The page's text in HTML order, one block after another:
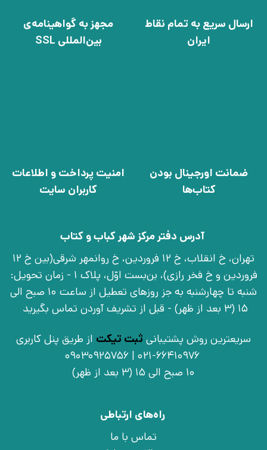
ارسال سریع به تمام نقاط
ایران
مجهز به گواهینامه‌ی
بین‌المللی SSL
ضمانت اورجینال بودن
کتاب‌ها
امنیت پرداخت و اطلاعات
کاربران سایت
آدرس دفتر مرکز شهر کباب و کتاب
تهران، خ انقلاب، خ 12 فروردین، خ روانمهر شرقی(بین خ 12
فروردین و خ فخر رازی)، بن‌بست اوّل، پلاک 1 - زمان تحویل:
شنبه تا چهارشنبه به جز روزهای تعطیل از ساعت 10 صبح الی
15 (3 بعد از ظهر) - قبل از تشریف آوردن تماس بگیرید
سریعترین روش پشتیبانی ثبت تیکت از طریق پنل کاربری
021-66410976 | 09030925756
10 صبح الی 15 (3 بعد از ظهر)
راه‌های ارتباطی
تماس با ما